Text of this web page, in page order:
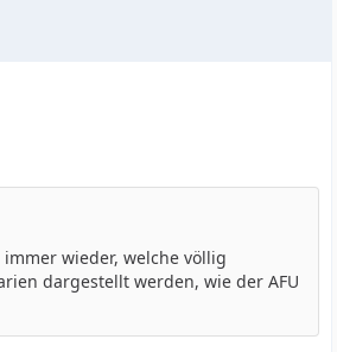
wieder, welche völlig
dargestellt werden, wie der AFU